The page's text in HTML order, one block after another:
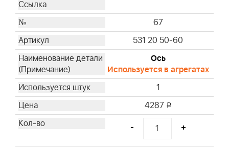
67
531 20 50-60
Ось
Используется в агрегатах
1
4287 i
- +